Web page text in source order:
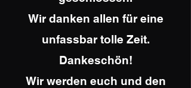
Wir danken allen für eine
unfassbar tolle Zeit.
Dankeschön!
Wir werden euch und den